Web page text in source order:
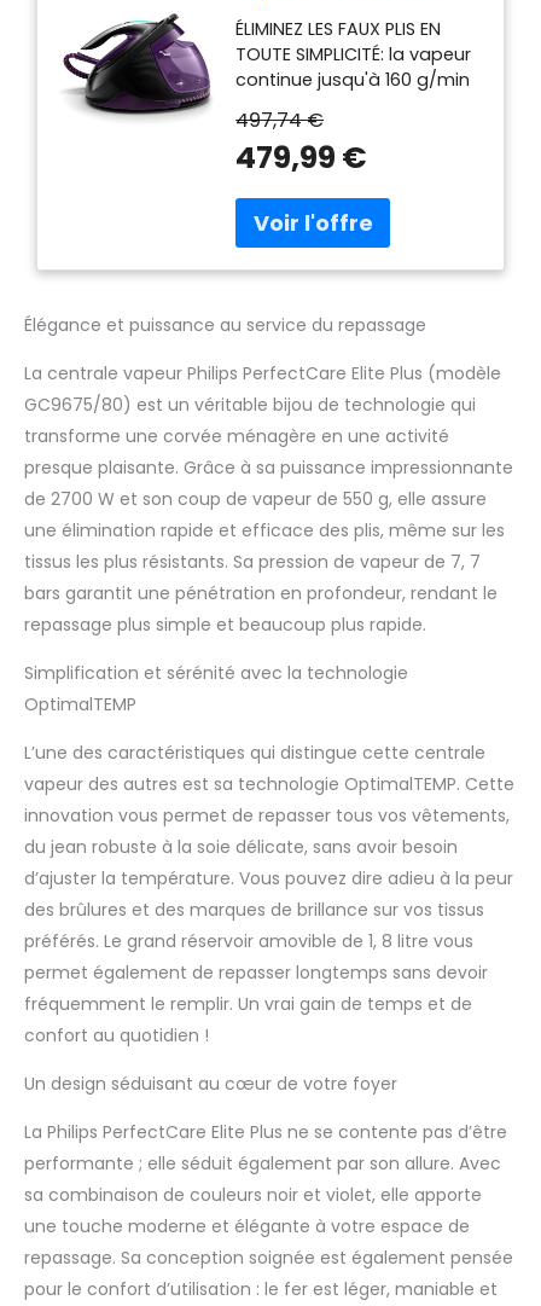
2700W, Effet pressing
550g, Pression 7.7
bars, Technologie
OptimalTEMP, Eco,
Semelle T-IonicGlide,
Réservoir 1.8L,
(GC9675/80)
ÉLIMINEZ LES FAUX PLIS EN
TOUTE SIMPLICITÉ: la vapeur
continue jusqu'à 160 g/min
travail pour vous -
Regardez les plis disparaitre
vapeur jusqu'à 550 g selon
vos besoins GARANTIE SANS
OptimalTEMP de nos
garantit que votre fer à
repasser vapeur ne brûlera
jamais les tissus à
repasser, même s'il repose
sur vos vêtements ou votre
planche à repasser
TECHNOLOGIE DYNAMIQ :
notre capteur intelligent
sait exactement quand et
comment le fer se déplace,
libérant automatiquement
une vapeur puissante selon
vos besoins. TECHNOLOGIE
SILENT STEAM : Vivez une
expérience de repassage
bruit de la vapeur et les
vibrations, ce qui vous
permet de profiter de la
musique, de la télévision
tout en repassant. SANS
RÉGLAGE DE TEMPÉRATURE :
repassez tout, des jeans à
la soie, sans ajuster la
température - Pas besoin
de trier votre linge, de
changer les réglages ou
497,74 €
479,99 €
Élégance et puissance au service du repassage
La centrale vapeur Philips PerfectCare Elite Plus (modèle
GC9675/80) est un véritable bijou de technologie qui
transforme une corvée ménagère en une activité
presque plaisante. Grâce à sa puissance impressionnante
de 2700 W et son coup de vapeur de 550 g, elle assure
une élimination rapide et efficace des plis, même sur les
tissus les plus résistants. Sa pression de vapeur de 7, 7
bars garantit une pénétration en profondeur, rendant le
repassage plus simple et beaucoup plus rapide.
Simplification et sérénité avec la technologie
OptimalTEMP
L’une des caractéristiques qui distingue cette centrale
vapeur des autres est sa technologie OptimalTEMP. Cette
innovation vous permet de repasser tous vos vêtements,
du jean robuste à la soie délicate, sans avoir besoin
d’ajuster la température. Vous pouvez dire adieu à la peur
des brûlures et des marques de brillance sur vos tissus
préférés. Le grand réservoir amovible de 1, 8 litre vous
permet également de repasser longtemps sans devoir
fréquemment le remplir. Un vrai gain de temps et de
confort au quotidien !
Un design séduisant au cœur de votre foyer
La Philips PerfectCare Elite Plus ne se contente pas d’être
performante ; elle séduit également par son allure. Avec
sa combinaison de couleurs noir et violet, elle apporte
une touche moderne et élégante à votre espace de
repassage. Sa conception soignée est également pensée
pour le confort d’utilisation : le fer est léger, maniable et